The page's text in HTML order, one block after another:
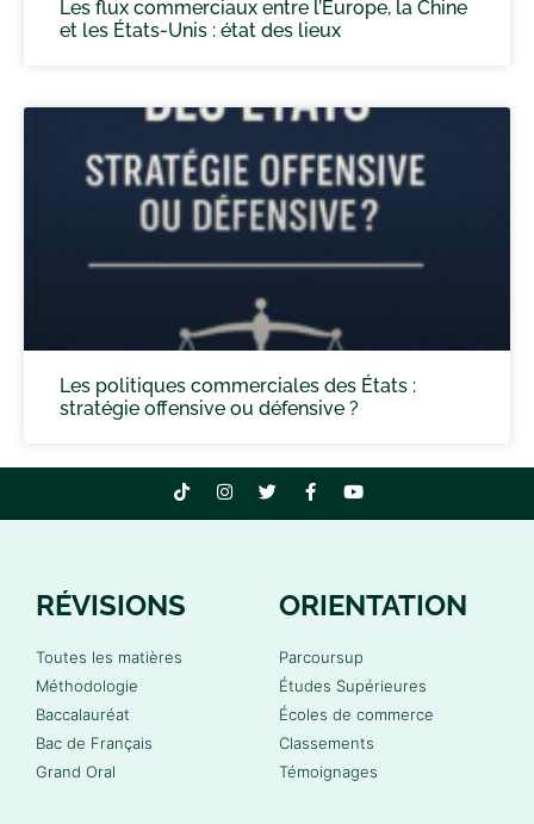
Les flux commerciaux entre l’Europe, la Chine
et les États-Unis : état des lieux
Les politiques commerciales des États :
stratégie offensive ou défensive ?
RÉVISIONS
Toutes les matières
Méthodologie
Baccalauréat
Bac de Français
Grand Oral
ORIENTATION
Parcoursup
Études Supérieures
Écoles de commerce
Classements
Témoignages